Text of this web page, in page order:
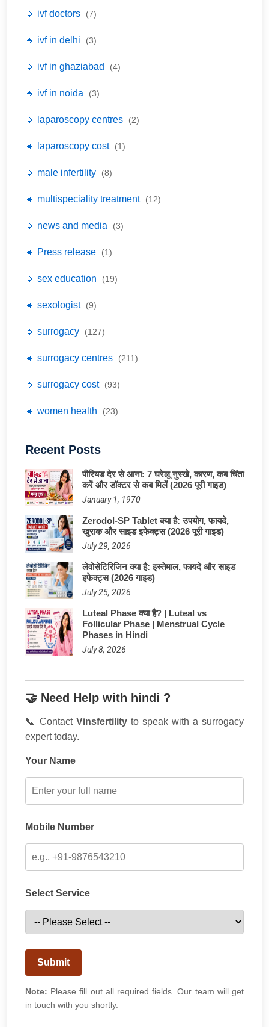
🔹 ivf doctors (7)
🔹 ivf in delhi (3)
🔹 ivf in ghaziabad (4)
🔹 ivf in noida (3)
🔹 laparoscopy centres (2)
🔹 laparoscopy cost (1)
🔹 male infertility (8)
🔹 multispeciality treatment (12)
🔹 news and media (3)
🔹 Press release (1)
🔹 sex education (19)
🔹 sexologist (9)
🔹 surrogacy (127)
🔹 surrogacy centres (211)
🔹 surrogacy cost (93)
🔹 women health (23)
Recent Posts
पीरियड देर से आना: 7 घरेलू नुस्खे, कारण, कब चिंता
करें और डॉक्टर से कब मिलें (2026 पूरी गाइड)
January 1, 1970
Zerodol-SP Tablet क्या है: उपयोग, फायदे,
खुराक और साइड इफेक्ट्स (2026 पूरी गाइड)
July 29, 2026
लेवोसेटिरिजिन क्या है: इस्तेमाल, फायदे और साइड
इफेक्ट्स (2026 गाइड)
July 25, 2026
Luteal Phase क्या है? | Luteal vs
Follicular Phase | Menstrual Cycle
Phases in Hindi
July 8, 2026
🤝 Need Help with hindi ?
📞 Contact Vinsfertility to speak with a surrogacy
expert today.
Your Name
Mobile Number
Select Service
Submit
Note: Please fill out all required fields. Our team will get
in touch with you shortly.